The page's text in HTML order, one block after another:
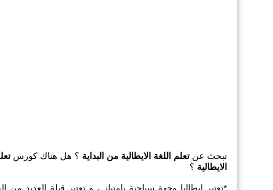
تبحث عنتعلم اللغة الايطالية من البداية ؟ هل هناك كورس
الايطالية ؟
*تعتبر ايطاليا وجهة سياحية بامتياز ، و تعتبر قبلة العديد